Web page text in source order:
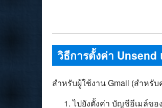
วิธีการตั้งค่า Unsend
สำหรับผู้ใช้งาน Gmail (สำหรั
ไปยังตั้งค่า บัญชีอีเมล์ขอ